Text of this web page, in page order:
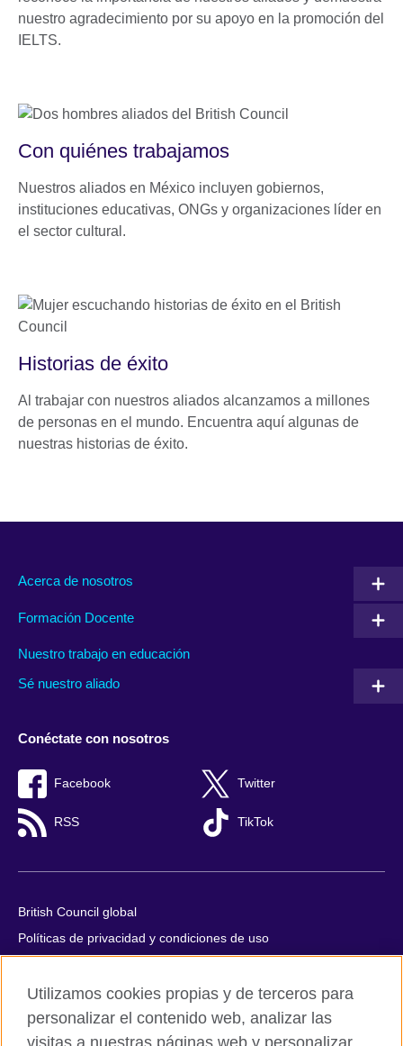
nuestro agradecimiento por su apoyo en la promoción del
IELTS.
Con quiénes trabajamos
Nuestros aliados en México incluyen gobiernos,
instituciones educativas, ONGs y organizaciones líder en
el sector cultural.
Historias de éxito
Al trabajar con nuestros aliados alcanzamos a millones
de personas en el mundo. Encuentra aquí algunas de
nuestras historias de éxito.
Acerca de nosotros
Formación Docente
Nuestro trabajo en educación
Sé nuestro aliado
Conéctate con nosotros
Facebook Twitter
RSS TikTok
British Council global
Políticas de privacidad y condiciones de uso
Cookies
Quejas y comentarios
Utilizamos cookies propias y de terceros para
personalizar el contenido web, analizar las
visitas a nuestras páginas web y personalizar